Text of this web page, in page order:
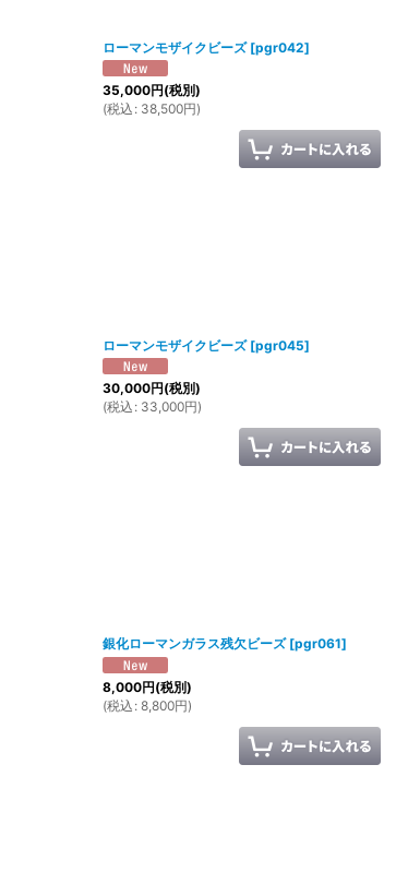
ローマンモザイクビーズ [pgr042]
35,000円(税別)
(税込 : 38,500円)
ローマンモザイクビーズ [pgr045]
30,000円(税別)
(税込 : 33,000円)
銀化ローマンガラス残欠ビーズ [pgr061]
8,000円(税別)
(税込 : 8,800円)